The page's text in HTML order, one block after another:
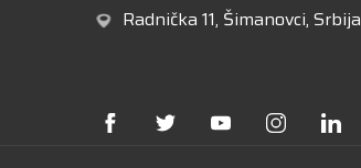
Radnička 11, Šimanovci, Srbija